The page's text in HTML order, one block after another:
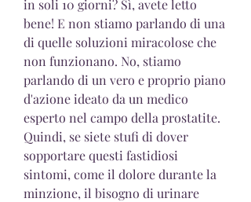
in soli 10 giorni? Sì, avete letto
bene! E non stiamo parlando di una
di quelle soluzioni miracolose che
non funzionano. No, stiamo
parlando di un vero e proprio piano
d'azione ideato da un medico
esperto nel campo della prostatite.
Quindi, se siete stufi di dover
sopportare questi fastidiosi
sintomi, come il dolore durante la
minzione, il bisogno di urinare